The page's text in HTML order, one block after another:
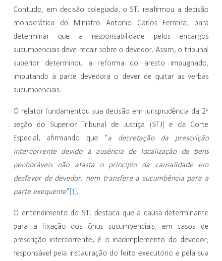
Contudo, em decisão colegiada, o STJ reafirmou a decisão
monocrática do Ministro Antonio Carlos Ferreira, para
determinar que a responsabilidade pelos encargos
sucumbenciais deve recair sobre o devedor. Assim, o tribunal
superior determinou a reforma do aresto impugnado,
imputando à parte devedora o dever de quitar as verbas
sucumbenciais.
O relator fundamentou sua decisão em jurisprudência da 2ª
seção do Superior Tribunal de Justiça (STJ) e da Corte
Especial, afirmando que “a decretação da prescrição
intercorrente devido à ausência de localização de bens
penhoráveis não afasta o princípio da causalidade em
desfavor do devedor, nem transfere a sucumbência para a
parte exequente”[1].
O entendimento do STJ destaca que a causa determinante
para a fixação dos ônus sucumbenciais, em casos de
prescrição intercorrente, é o inadimplemento do devedor,
responsável pela instauração do feito executório e pela sua